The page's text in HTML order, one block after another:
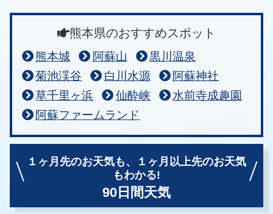
熊本県のおすすめスポット
熊本城 阿蘇山
黒川温泉
菊池渓谷
白川水源
阿蘇神社
草千里ヶ浜
仙酔峡
水前寺成趣園
阿蘇ファームランド
１ヶ月先のお天気も、
１ヶ月以上先のお天気
もわかる!
90日間天気